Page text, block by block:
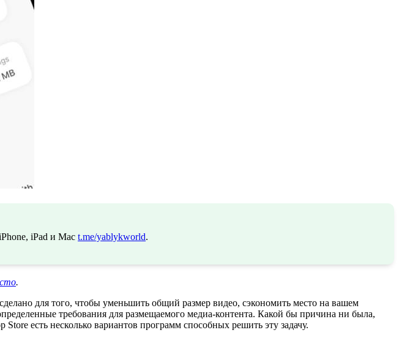
iPad и Mac t.me/yablykworld.
.
для того, чтобы уменьшить общий размер видео, сэкономить место на вашем
требования для размещаемого медиа-контента. Какой бы причина ни была,
есть несколько вариантов программ способных решить эту задачу.